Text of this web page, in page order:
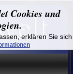
Cookies und
erklären Sie sich